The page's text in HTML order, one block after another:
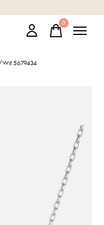
0items
Wit 5679434